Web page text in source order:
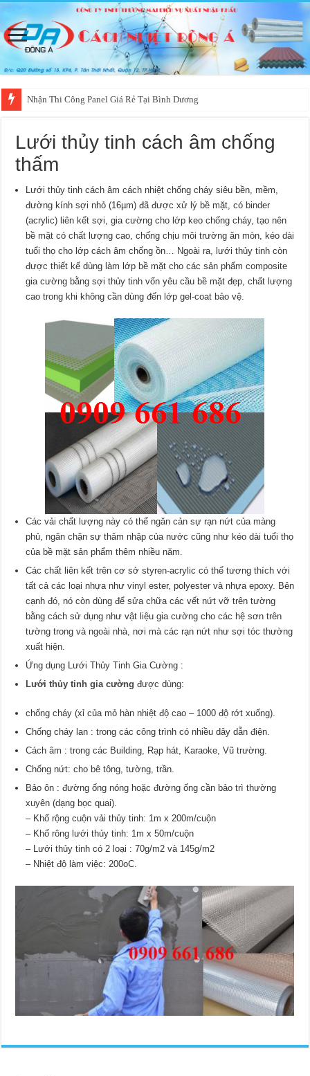
Nhận Thi Công Panel Giá Rẻ Tại Bình Dương
Lưới thủy tinh cách âm chống
thấm
Lưới thủy tinh cách âm cách nhiệt chống cháy siêu bền, mềm,
đường kính sợi nhỏ (16µm) đã được xử lý bề mặt, có binder
(acrylic) liên kết sợi, gia cường cho lớp keo chống cháy, tạo nên
bề mặt có chất lượng cao, chống chịu môi trường ăn mòn, kéo dài
tuổi thọ cho lớp cách âm chống ồn… Ngoài ra, lưới thủy tinh còn
được thiết kế dùng làm lớp bề mặt cho các sản phẩm composite
gia cường bằng sợi thủy tinh vốn yêu cầu bề mặt đẹp, chất lượng
cao trong khi không cần dùng đến lớp gel-coat bảo vệ.
Các vải chất lượng này có thể ngăn cản sự rạn nứt của màng
phủ, ngăn chặn sự thâm nhập của nước cũng như kéo dài tuổi thọ
của bề mặt sản phẩm thêm nhiều năm.
Các chất liên kết trên cơ sở styren-acrylic có thể tương thích với
tất cả các loại nhựa như vinyl ester, polyester và nhựa epoxy. Bên
cạnh đó, nó còn dùng để sửa chữa các vết nứt vỡ trên tường
bằng cách sử dụng như vật liệu gia cường cho các hệ sơn trên
tường trong và ngoài nhà, nơi mà các rạn nứt như sợi tóc thường
xuất hiện.
Ứng dụng Lưới Thủy Tinh Gia Cường :
Lưới thủy tinh gia cường được dùng:
chống cháy (xỉ của mỏ hàn nhiệt độ cao – 1000 độ rớt xuống).
Chống cháy lan : trong các công trình có nhiều dây dẫn điện.
Cách âm : trong các Building, Rạp hát, Karaoke, Vũ trường.
Chống nứt: cho bê tông, tường, trần.
Bảo ôn : đường ống nóng hoặc đường ống cần bảo trì thường
xuyên (dạng bọc quai).
– Khổ rộng cuộn vải thủy tinh: 1m x 200m/cuộn
– Khổ rông lưới thủy tinh: 1m x 50m/cuộn
– Lưới thủy tinh có 2 loại : 70g/m2 và 145g/m2
– Nhiệt độ làm việc: 200oC.